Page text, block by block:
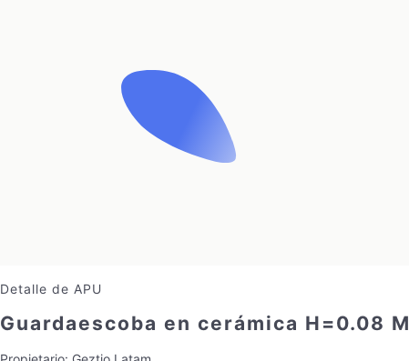
Detalle de APU
Guardaescoba en cerámica H=0.08 M